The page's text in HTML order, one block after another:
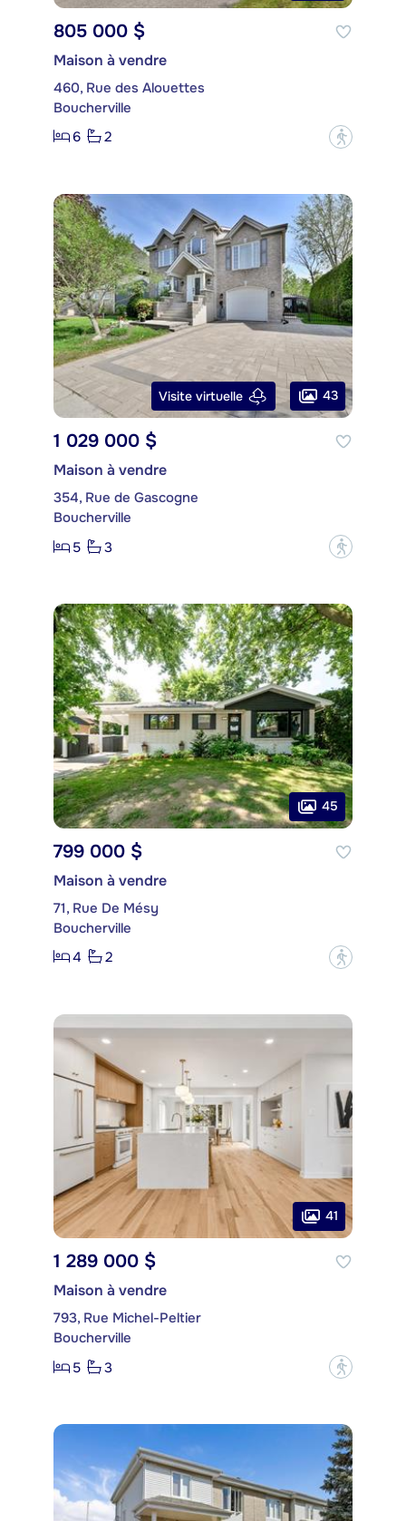
805 000 $
Maison à vendre
460, Rue des Alouettes
Boucherville
6
2 ?
Visite virtuelle 43
1 029 000 $
Maison à vendre
354, Rue de Gascogne
Boucherville
5
3 ?
45
799 000 $
Maison à vendre
71, Rue De Mésy
Boucherville
4
2 ?
41
1 289 000 $
Maison à vendre
793, Rue Michel-Peltier
Boucherville
5
3 ?